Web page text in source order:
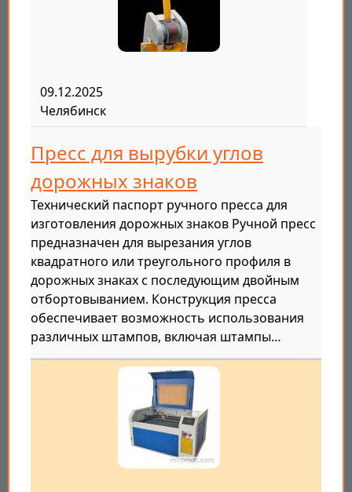
09.12.2025
Челябинск
Пресс для вырубки углов
дорожных знаков
Технический паспорт ручного пресса для
изготовления дорожных знаков Ручной пресс
предназначен для вырезания углов
квадратного или треугольного профиля в
дорожных знаках с последующим двойным
отбортовыванием. Конструкция пресса
обеспечивает возможность использования
различных штампов, включая штампы…